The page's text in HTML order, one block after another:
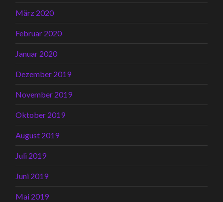
März 2020
Februar 2020
Januar 2020
Dezember 2019
November 2019
Oktober 2019
August 2019
Juli 2019
Juni 2019
Mai 2019